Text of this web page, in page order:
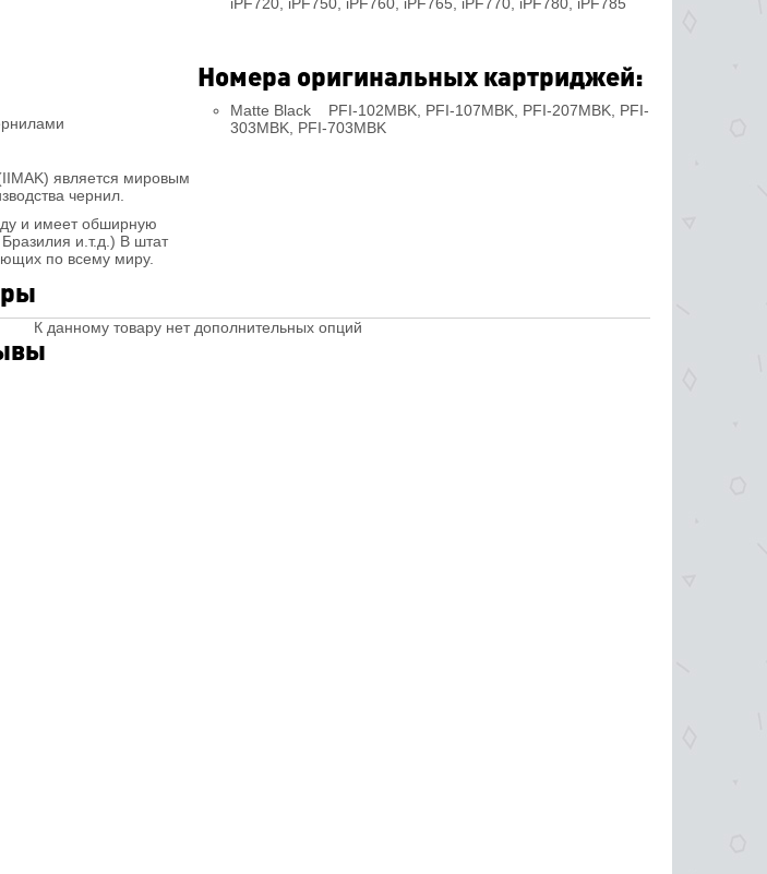
является мировым
чернил.
и имеет обширную
и.т.д.) В штат
по всему миру.
Номера оригинальных картриджей:
Matte Black PFI-102MBK, PFI-107MBK, PFI-207MBK, PFI-
303MBK, PFI-703MBK
К данному товару нет дополнительных опций